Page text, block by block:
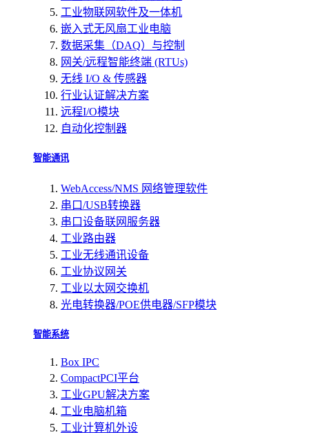
工业物联网软件及一体机
嵌入式无风扇工业电脑
数据采集（DAQ）与控制
网关/远程智能终端 (RTUs)
无线 I/O & 传感器
行业认证解决方案
远程I/O模块
自动化控制器
智能通讯
WebAccess/NMS 网络管理软件
串口/USB转换器
串口设备联网服务器
工业路由器
工业无线通讯设备
工业协议网关
工业以太网交换机
光电转换器/POE供电器/SFP模块
智能系统
Box IPC
CompactPCI平台
工业GPU解决方案
工业电脑机箱
工业计算机外设